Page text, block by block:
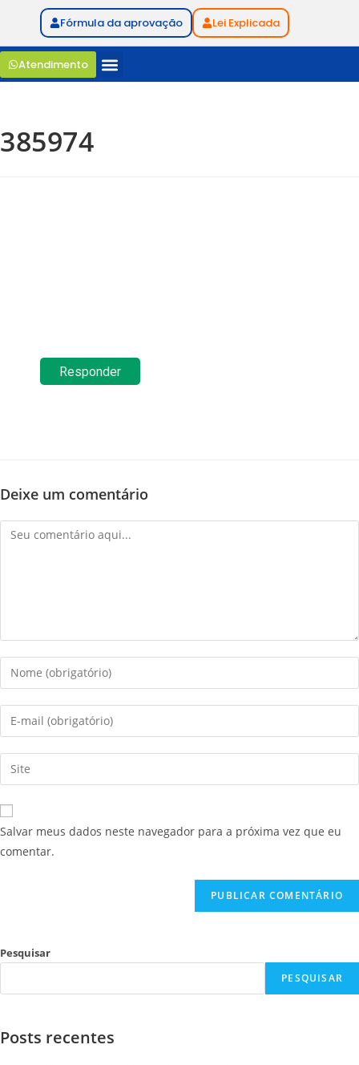
Fórmula da aprovação Lei Explicada
Atendimento
385974
Responder
Deixe um comentário
Salvar meus dados neste navegador para a próxima vez que eu
comentar.
Pesquisar
PESQUISAR
Posts recentes